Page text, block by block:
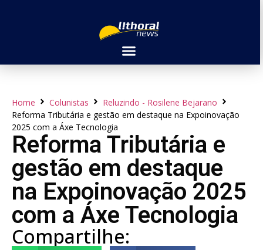
Home Colunistas
Reluzindo - Rosilene Bejarano
Reforma Tributária e gestão em destaque na Expoinovação
2025 com a Áxe Tecnologia
Reforma Tributária e
gestão em destaque
na Expoinovação 2025
com a Áxe Tecnologia
Compartilhe: